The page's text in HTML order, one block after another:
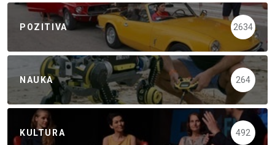
POZITIVA 2634
NAUKA 264
KULTURA 492